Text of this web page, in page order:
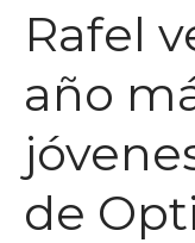
Rafel
año
de